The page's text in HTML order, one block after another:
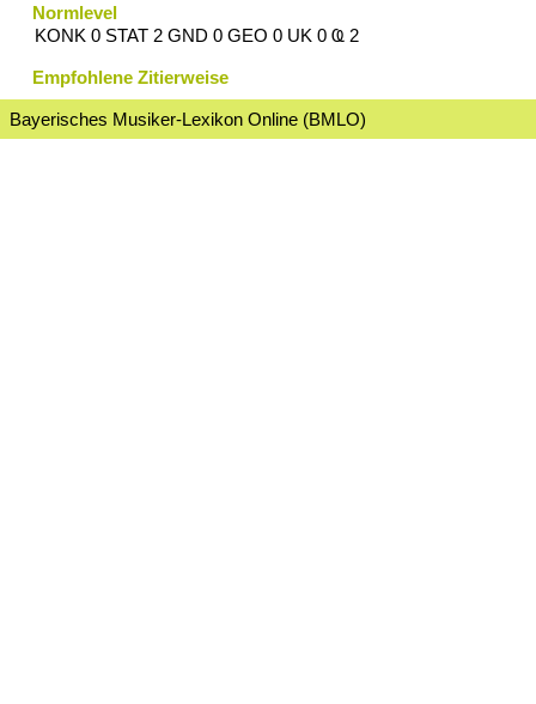
Normlevel
KONK 0 STAT 2 GND 0 GEO 0 UK 0 Ҩ 2
Empfohlene Zitierweise
Bayerisches Musiker-Lexikon Online (BMLO)